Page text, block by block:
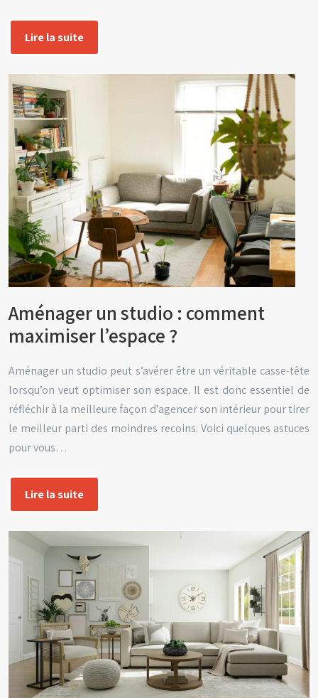
Lire la suite
Aménager un studio : comment
maximiser l’espace ?
Aménager un studio peut s’avérer être un véritable casse-tête
lorsqu’on veut optimiser son espace. Il est donc essentiel de
réfléchir à la meilleure façon d’agencer son intérieur pour tirer
le meilleur parti des moindres recoins. Voici quelques astuces
pour vous…
Lire la suite